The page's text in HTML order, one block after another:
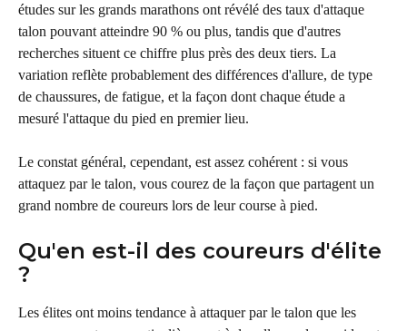
études sur les grands marathons ont révélé des taux d'attaque
talon pouvant atteindre 90 % ou plus, tandis que d'autres
recherches situent ce chiffre plus près des deux tiers. La
variation reflète probablement des différences d'allure, de type
de chaussures, de fatigue, et la façon dont chaque étude a
mesuré l'attaque du pied en premier lieu.
Le constat général, cependant, est assez cohérent : si vous
attaquez par le talon, vous courez de la façon que partagent un
grand nombre de coureurs lors de leur course à pied.
Qu'en est-il des coureurs d'élite
?
Les élites ont moins tendance à attaquer par le talon que les